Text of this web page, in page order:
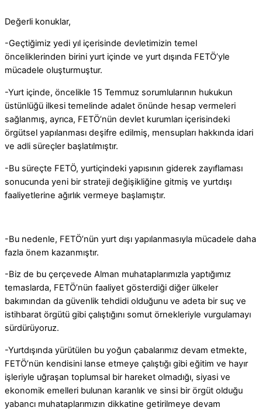
Değerli konuklar,
-Geçtiğimiz yedi yıl içerisinde devletimizin temel
önceliklerinden birini yurt içinde ve yurt dışında FETÖ’yle
mücadele oluşturmuştur.
-Yurt içinde, öncelikle 15 Temmuz sorumlularının hukukun
üstünlüğü ilkesi temelinde adalet önünde hesap vermeleri
sağlanmış, ayrıca, FETÖ’nün devlet kurumları içerisindeki
örgütsel yapılanması deşifre edilmiş, mensupları hakkında idari
ve adli süreçler başlatılmıştır.
-Bu süreçte FETÖ, yurtiçindeki yapısının giderek zayıflaması
sonucunda yeni bir strateji değişikliğine gitmiş ve yurtdışı
faaliyetlerine ağırlık vermeye başlamıştır.
-Bu nedenle, FETÖ’nün yurt dışı yapılanmasıyla mücadele daha
fazla önem kazanmıştır.
-Biz de bu çerçevede Alman muhataplarımızla yaptığımız
temaslarda, FETÖ’nün faaliyet gösterdiği diğer ülkeler
bakımından da güvenlik tehdidi olduğunu ve adeta bir suç ve
istihbarat örgütü gibi çalıştığını somut örnekleriyle vurgulamayı
sürdürüyoruz.
-Yurtdışında yürütülen bu yoğun çabalarımız devam etmekte,
FETÖ’nün kendisini lanse etmeye çalıştığı gibi eğitim ve hayır
işleriyle uğraşan toplumsal bir hareket olmadığı, siyasi ve
ekonomik emelleri bulunan karanlık ve sinsi bir örgüt olduğu
yabancı muhataplarımızın dikkatine getirilmeye devam